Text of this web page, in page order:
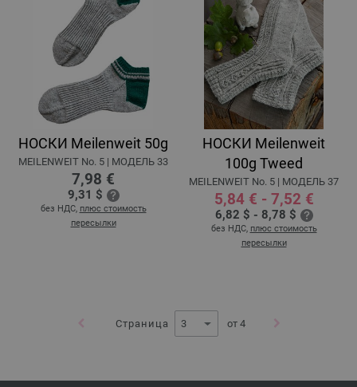
НОСКИ Meilenweit 50g
MEILENWEIT No. 5 | MOДЕЛЬ 33
7,98 €
9,31 $
без НДС, плюс стоимость
пересылки
НОСКИ Meilenweit
100g Tweed
MEILENWEIT No. 5 | MOДЕЛЬ 37
5,84 € - 7,52 €
6,82 $ - 8,78 $
без НДС, плюс стоимость
пересылки
Страница от 4